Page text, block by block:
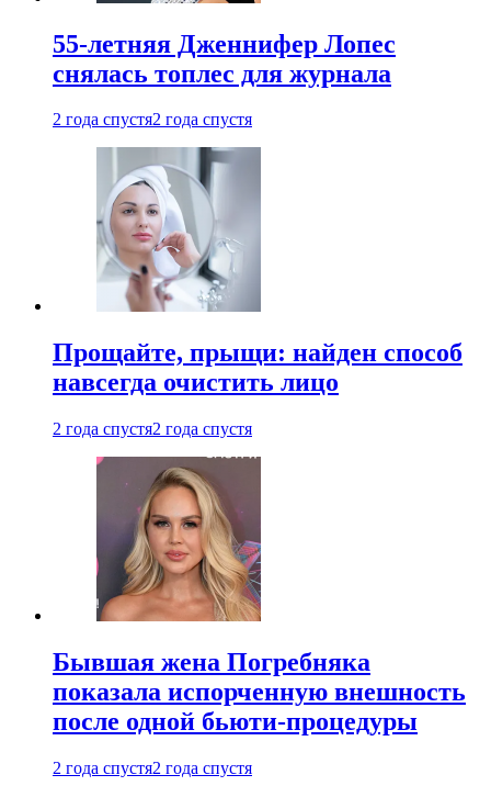
55-летняя Дженнифер Лопес
снялась топлес для журнала
2 года спустя2 года спустя
Прощайте, прыщи: найден способ
навсегда очистить лицо
2 года спустя2 года спустя
Бывшая жена Погребняка
показала испорченную внешность
после одной бьюти-процедуры
2 года спустя2 года спустя